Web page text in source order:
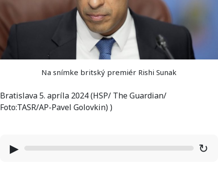
Na snímke britský premiér Rishi Sunak
Bratislava 5. apríla 2024 (HSP/ The Guardian/
Foto:TASR/AP-Pavel Golovkin) )
▶ ↻